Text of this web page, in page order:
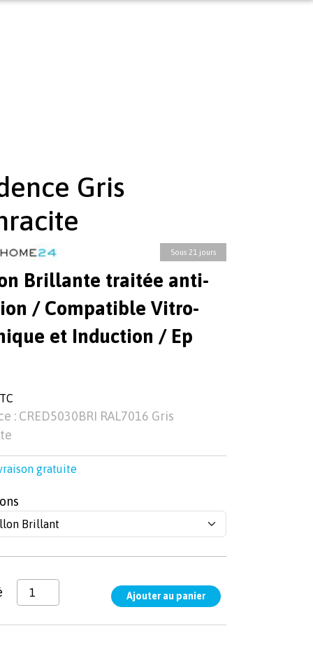
Gris
Sous 21 jours
Brillante traitée anti-
/ Compatible Vitro-
et Induction / Ep
: CRED5030BRI RAL7016 Gris
gratuite